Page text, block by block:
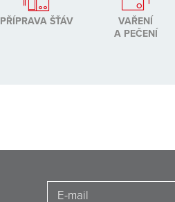
PŘÍPRAVA ŠŤÁV
VAŘENÍ
A PEČENÍ